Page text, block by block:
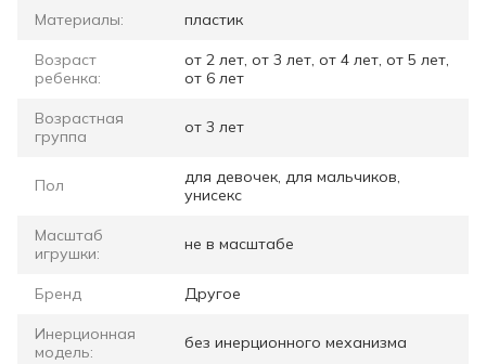
Материалы: пластик
Возраст
ребенка:
от 2 лет, от 3 лет, от 4 лет, от 5 лет,
от 6 лет
Возрастная
группа
от 3 лет
Пол
для девочек, для мальчиков,
унисекс
Масштаб
игрушки:
не в масштабе
Бренд Другое
Инерционная
модель:
без инерционного механизма